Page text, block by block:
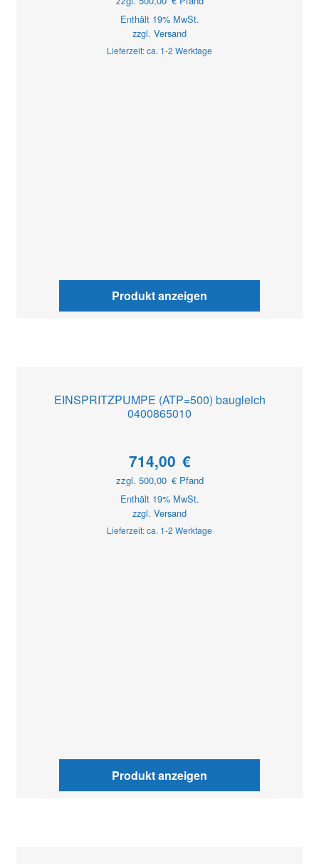
Enthält 19% MwSt.
zzgl. Versand
Lieferzeit: ca. 1-2 Werktage
Produkt anzeigen
EINSPRITZPUMPE (ATP=500) baugleich
0400865010
714,00 €
zzgl. 500,00 €Pfand
Enthält 19% MwSt.
zzgl. Versand
Lieferzeit: ca. 1-2 Werktage
Produkt anzeigen